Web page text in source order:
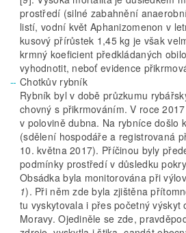
prostředí (silné zabahnění
listí, vodní květ Aphanizomenon v
kusový přírůstek 1,45 kg je však
krmný koeficient předkládaných
vyhodnotit, neboť evidence
Chotkův rybník
Rybník byl v době průzkumu
chovný s přikrmováním. V roce
v polovině dubna. Na rybníce došlo
(sdělení hospodáře a registrovaná
10. května 2017). Příčinou byly
podmínky prostředí v důsledku
Obsádka byla monitorována při
1). Při něm zde byla zjištěna
tu vyskytovala i přes početný výskyt
Moravy. Ojediněle se zde,